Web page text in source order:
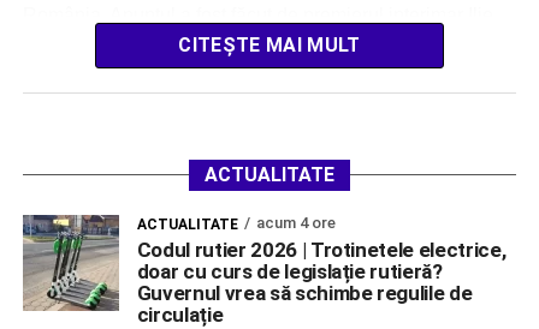
CITEȘTE MAI MULT
ACTUALITATE
ACTUALITATE acum 4 ore
Codul rutier 2026 | Trotinetele electrice,
doar cu curs de legislație rutieră?
Guvernul vrea să schimbe regulile de
circulație